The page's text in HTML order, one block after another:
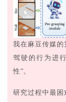
我在麻豆传媒
驾驶的行为进
性”。
研究过程中最